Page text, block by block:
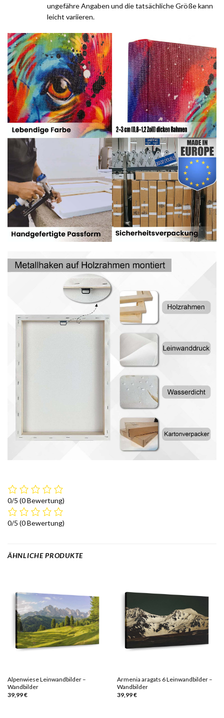
ungefähre Angaben und die tatsächliche Größe kann
leicht variieren.
0/5 (0 Bewertung)
0/5 (0 Bewertung)
ÄHNLICHE PRODUKTE
Alpenwiese Leinwandbilder –
Wandbilder
39,99€
Armenia aragats 6 Leinwandbilder –
Wandbilder
39,99€